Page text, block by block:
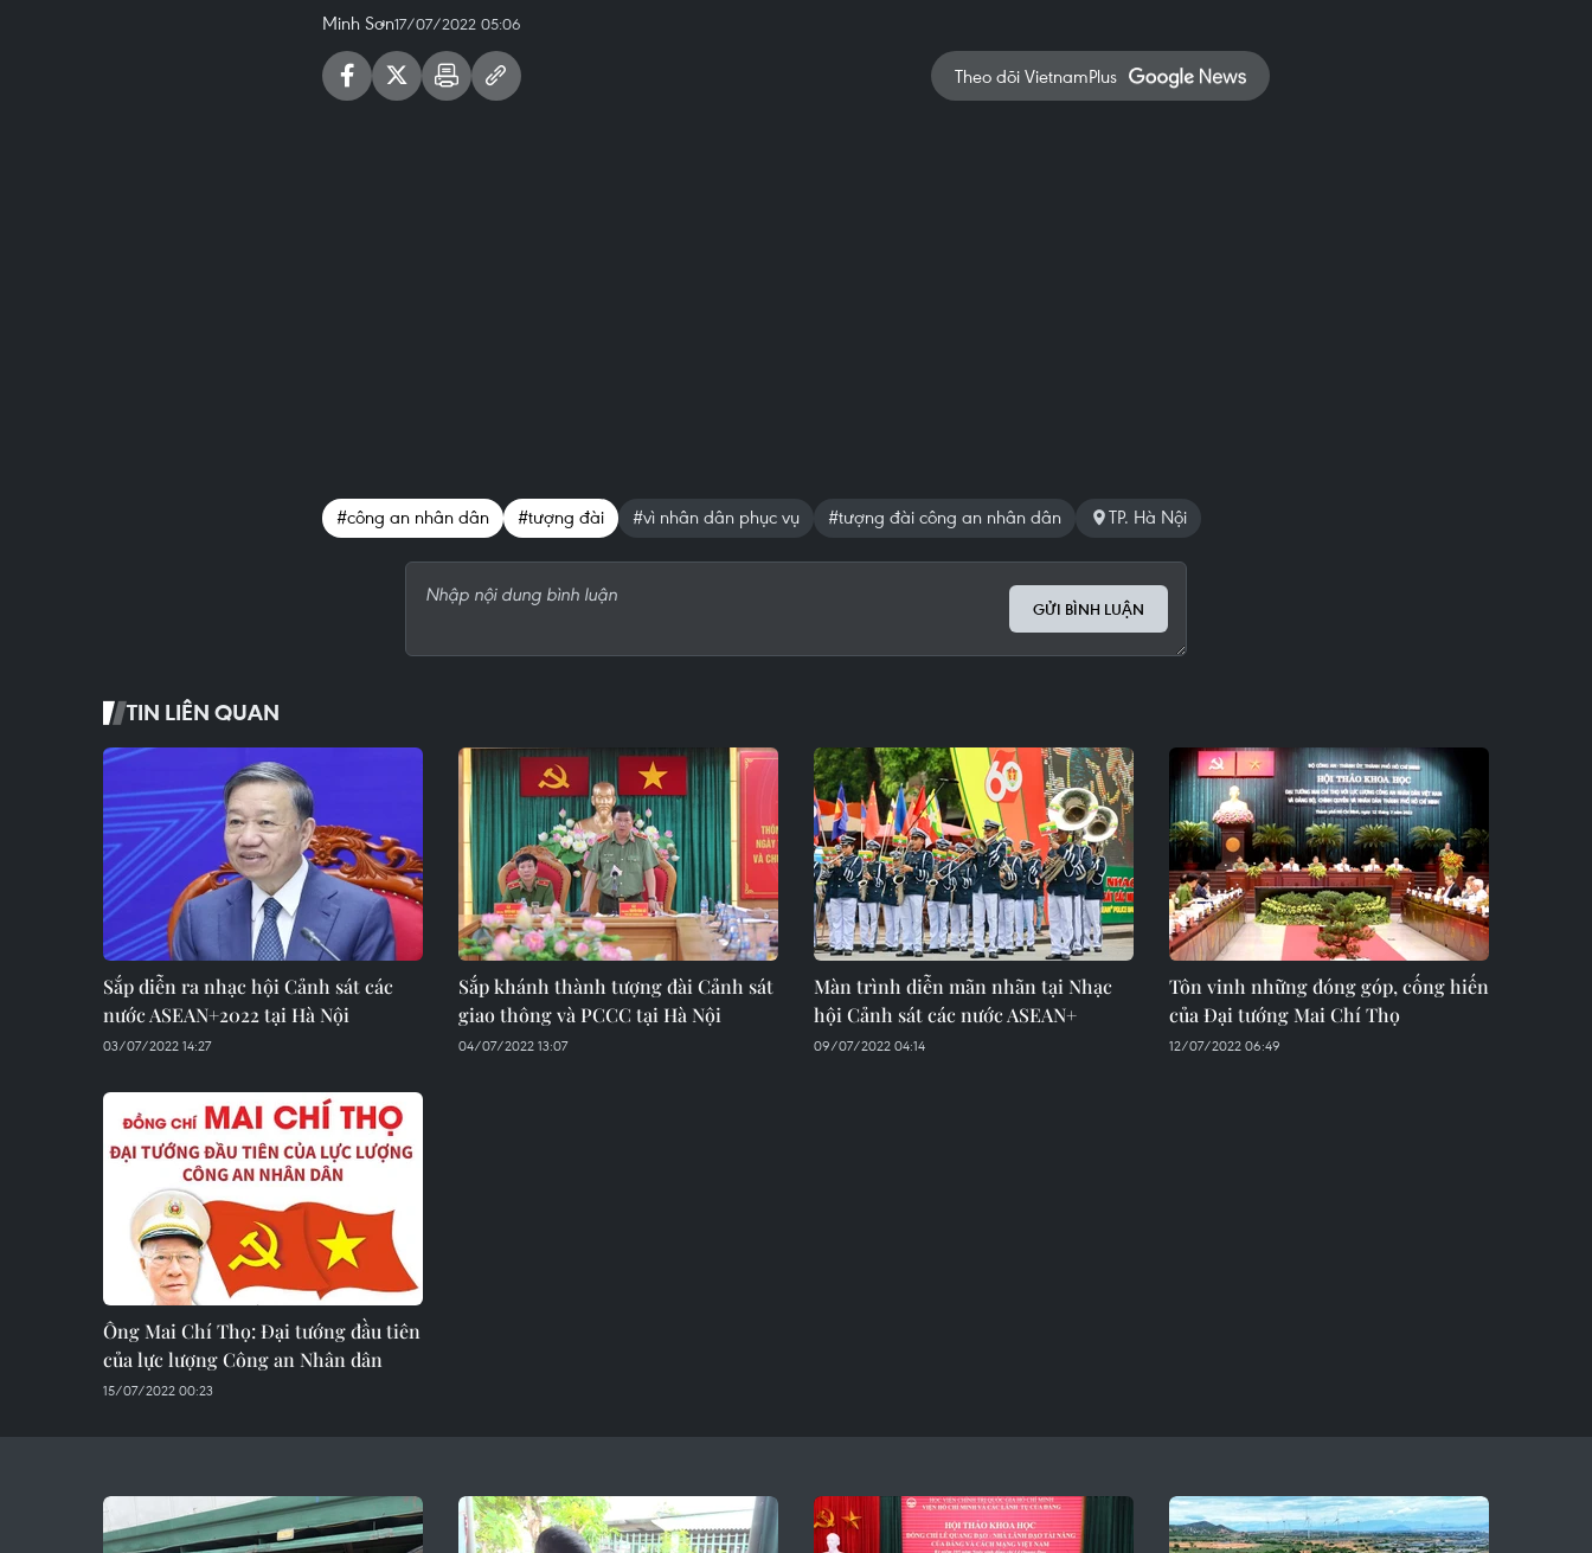
Minh Sơn17/07/2022 05:06
Theo dõi VietnamPlus
#công an nhân dân #tượng đài #vì nhân dân phục vụ #tượng đài công an nhân dân TP. Hà Nội
GỬI BÌNH LUẬN
TIN LIÊN QUAN
Sắp diễn ra nhạc hội Cảnh sát các
nước ASEAN+2022 tại Hà Nội
03/07/2022 14:27
Sắp khánh thành tượng đài Cảnh sát
giao thông và PCCC tại Hà Nội
04/07/2022 13:07
Màn trình diễn mãn nhãn tại Nhạc
hội Cảnh sát các nước ASEAN+
09/07/2022 04:14
Tôn vinh những đóng góp, cống hiến
của Đại tướng Mai Chí Thọ
12/07/2022 06:49
Ông Mai Chí Thọ: Đại tướng đầu tiên
của lực lượng Công an Nhân dân
15/07/2022 00:23